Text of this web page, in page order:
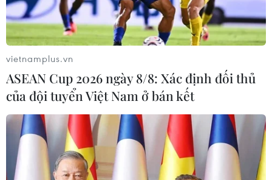
vietnamplus.vn
ASEAN Cup 2026 ngày 8/8: Xác định đối thủ
của đội tuyển Việt Nam ở bán kết